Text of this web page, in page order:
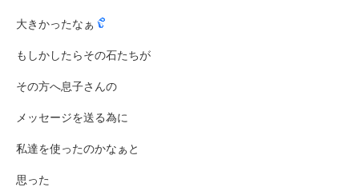
大きかったなぁ
もしかしたらその石たちが
その方へ息子さんの
メッセージを送る為に
私達を使ったのかなぁと
思った